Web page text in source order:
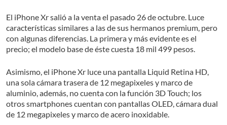
El iPhone Xr salió a la venta el pasado 26 de octubre. Luce
características similares a las de sus hermanos premium, pero
con algunas diferencias. La primera y más evidente es el
precio; el modelo base de éste cuesta 18 mil 499 pesos.
Asimismo, el iPhone Xr luce una pantalla Liquid Retina HD,
una sola cámara trasera de 12 megapixeles y marco de
aluminio, además, no cuenta con la función 3D Touch; los
otros smartphones cuentan con pantallas OLED, cámara dual
de 12 megapixeles y marco de acero inoxidable.